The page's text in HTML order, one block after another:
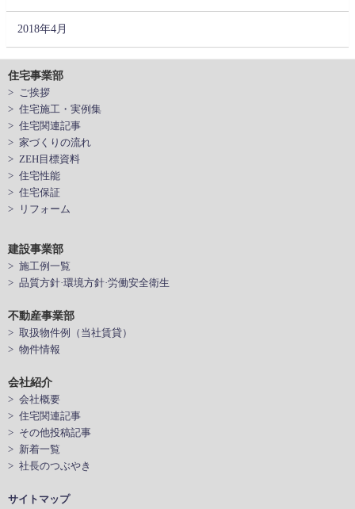
2018年4月
住宅事業部
> ご挨拶
> 住宅施工・実例集
> 住宅関連記事
> 家づくりの流れ
> ZEH目標資料
> 住宅性能
> 住宅保証
> リフォーム
建設事業部
> 施工例一覧
> 品質方針·環境方針·労働安全衛生
不動産事業部
> 取扱物件例（当社賃貸）
> 物件情報
会社紹介
> 会社概要
> 住宅関連記事
> その他投稿記事
> 新着一覧
> 社長のつぶやき
サイトマップ